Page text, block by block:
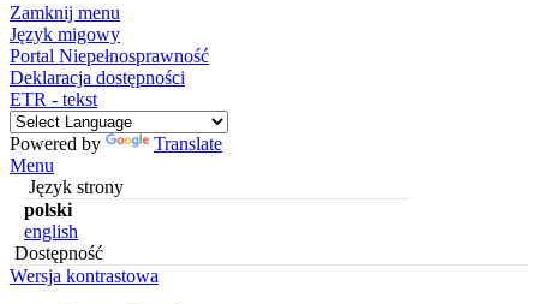
Zamknij menu
Język migowy
Portal Niepełnosprawność
Deklaracja dostępności
ETR - tekst
Powered by
Translate
Menu
Język strony
polski
english
Dostępność
Wersja kontrastowa